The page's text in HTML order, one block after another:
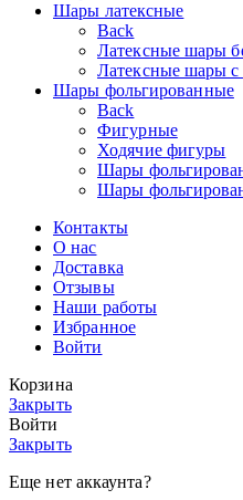
Шары латексные
Back
Латексные шары
Латексные шары с
Шары фольгированные
Back
Фигурные
Ходячие фигуры
Шары
Шары
Контакты
О нас
Доставка
Отзывы
Наши работы
Избранное
Войти
Корзина
Закрыть
Войти
Закрыть
Еще нет аккаунта?